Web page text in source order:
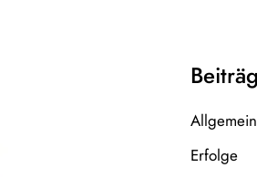
Allgemein
Erfolge